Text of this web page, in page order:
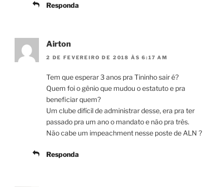
Responda
Airton
2 DE FEVEREIRO DE 2018 ÀS 6:17 AM
Tem que esperar 3 anos pra Tininho sair é?
Quem foi o gênio que mudou o estatuto e pra
beneficiar quem?
Um clube difícil de administrar desse, era pra ter
passado pra um ano o mandato e não pra três.
Não cabe um impeachment nesse poste de ALN ?
Responda